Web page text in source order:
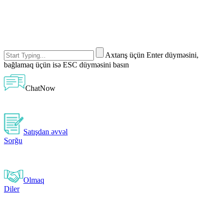
Axtarış üçün Enter düyməsini,
bağlamaq üçün isə ESC düyməsini basın
ChatNow
Satışdan əvvəl
Sorğu
Olmaq
Diler